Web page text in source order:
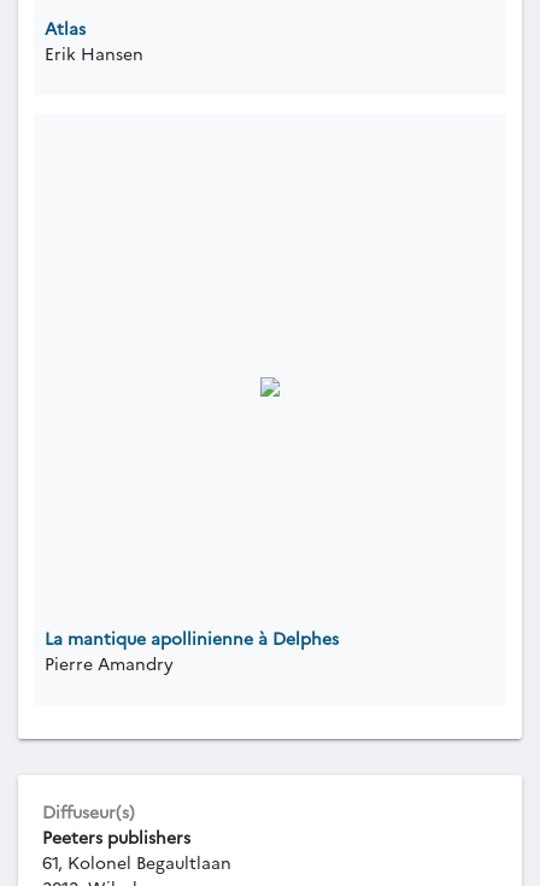
Atlas
Erik Hansen
La mantique apollinienne à Delphes
Pierre Amandry
Diffuseur(s)
Peeters publishers
61, Kolonel Begaultlaan